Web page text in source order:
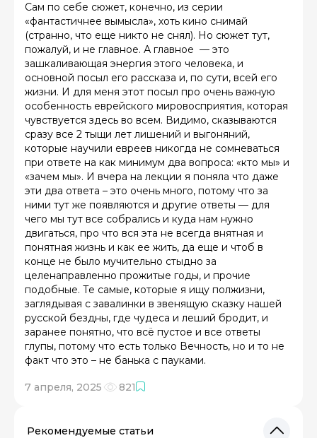
Сам по себе сюжет, конечно, из серии
«фантастичнее вымысла», хоть кино снимай
(странно, что еще никто не снял). Но сюжет тут,
пожалуй, и не главное. А главное — это
зашкаливающая энергия этого человека, и
основной посыл его рассказа и, по сути, всей его
жизни. И для меня этот посыл про очень важную
особенность еврейского мировосприятия, которая
чувствуется здесь во всем. Видимо, сказываются
сразу все 2 тыщи лет лишений и выгоняний,
которые научили евреев никогда не сомневаться
при ответе на как минимум два вопроса: «кто мы» и
«зачем мы». И вчера на лекции я поняла что даже
эти два ответа – это очень много, потому что за
ними тут же появляются и другие ответы — для
чего мы тут все собрались и куда нам нужно
двигаться, про что вся эта не всегда внятная и
понятная жизнь и как ее жить, да еще и чтоб в
конце не было мучительно стыдно за
целенаправленно прожитые годы, и прочие
подобные. Те самые, которые я ищу полжизни,
заглядывая с завалинки в звенящую сказку нашей
русской бездны, где чудеса и леший бродит, и
заранее понятно, что всё пустое и все ответы
глупы, потому что есть только Вечность, но и то не
факт что это – не банька с пауками.
7 апреля, 2025 821
Рекомендуемые статьи